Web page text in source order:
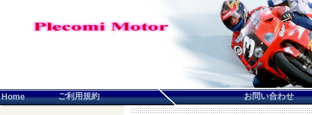
Home ご利用規約 お問い合わせ